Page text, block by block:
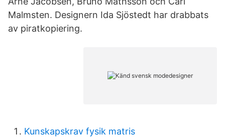
Malmsten. Designern Ida Sjöstedt har drabbats
av piratkopiering.
Kunskapskrav fysik matris